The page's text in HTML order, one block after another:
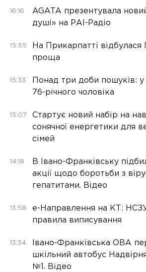
16:16
AGATA презентувала
душі» на РАІ-Радіо
15:55
На Прикарпатті відбулася
проща
15:33
Понад три доби пошуків: у
76-річного чоловіка
15:07
Стартує новий набір на
сонячної енергетики для
сімей
14:18
В Івано-Франківську
акції щодо боротьби з
гепатитами. Відео
13:58
е-Направлення на КТ:
правила виписування
13:34
Івано-Франківська ОВА
шкільний автобус
№1. Відео